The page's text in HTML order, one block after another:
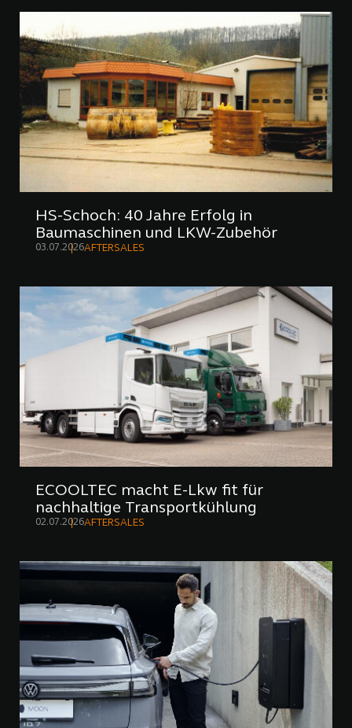
HS-Schoch: 40 Jahre Erfolg in
Baumaschinen und LKW-Zubehör
03.07.2026AFTERSALES
ECOOLTEC macht E-Lkw fit für
nachhaltige Transportkühlung
02.07.2026AFTERSALES